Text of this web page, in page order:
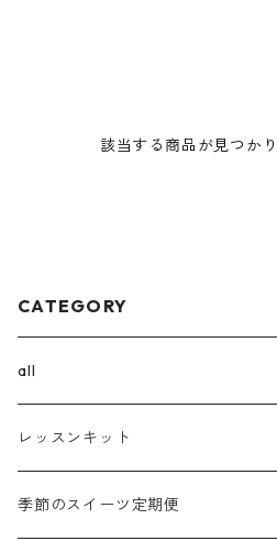
該当する商品が見つか
CATEGORY
all
ボタニカルチーズケーキ
パウンドケーキ
レッスンキット
季節のスイーツ定期便